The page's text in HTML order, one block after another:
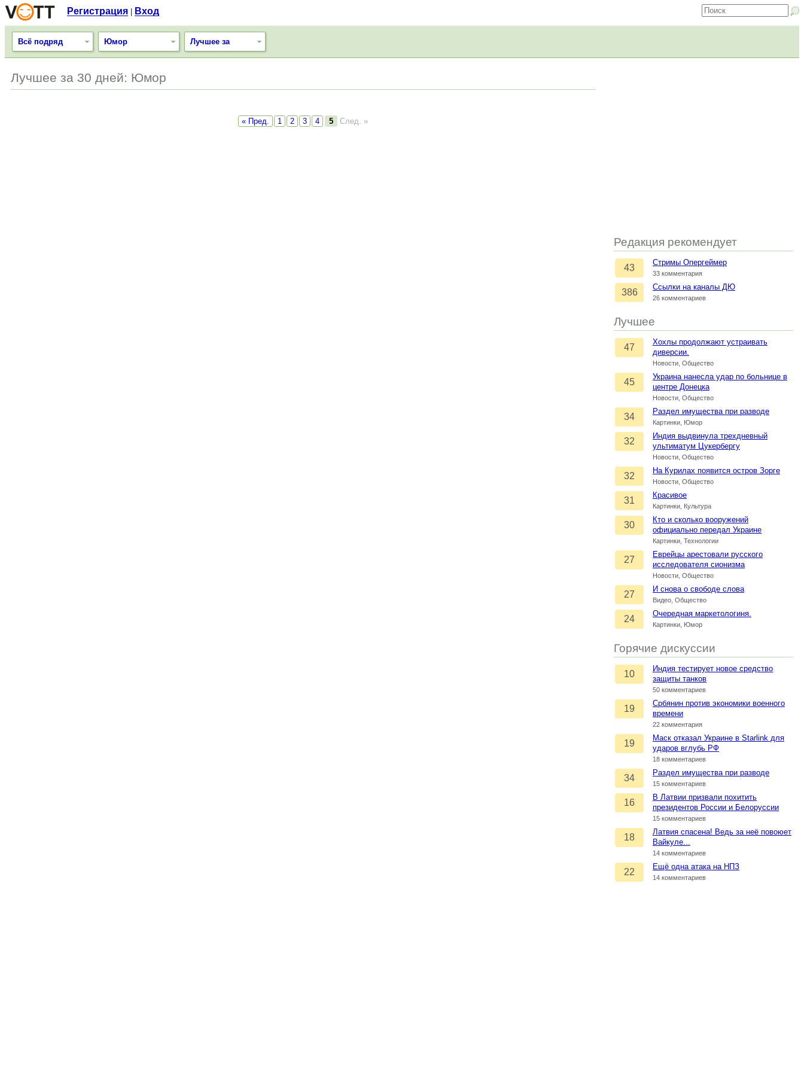
Регистрация Вход
Всё подряд Юмор Лучшее за
Редакция рекомендует
43
Стримы Опергеймер
33 комментария
386
Ссылки на каналы ДЮ
26 комментариев
Лучшее
47
Хохлы продолжают устраивать
диверсии.
Новости, Общество
45
Украина нанесла удар по больнице в
центре Донецка
Новости, Общество
34
Раздел имущества при разводе
Картинки, Юмор
32
Индия выдвинула трехдневный
ультиматум Цукербергу
Новости, Общество
32
На Курилах появится остров Зорге
Новости, Общество
31
Красивое
Картинки, Культура
30
Кто и сколько вооружений
официально передал Украине
Картинки, Технологии
27
Еврейцы арестовали русского
исследователя сионизма
Новости, Общество
27
И снова о свободе слова
Видео, Общество
24
Очередная маркетологиня.
Картинки, Юмор
Горячие дискуссии
10
Индия тестирует новое средство
защиты танков
50 комментариев
19
Србянин против экономики военного
времени
22 комментария
19
Маск отказал Украине в Starlink для
ударов вглубь РФ
18 комментариев
34
Раздел имущества при разводе
15 комментариев
16
В Латвии призвали похитить
президентов России и Белоруссии
15 комментариев
18
Латвия спасена! Ведь за неё повоюет
Вайкуле...
14 комментариев
22
Ещё одна атака на НПЗ
14 комментариев
Лучшее за 30 дней: Юмор
« Пред. 1 2 3 4 5 След. »